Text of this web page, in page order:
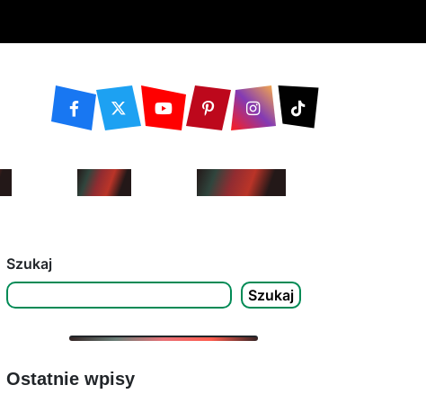
Blog Kontakt
Szukaj
Szukaj
Ostatnie wpisy